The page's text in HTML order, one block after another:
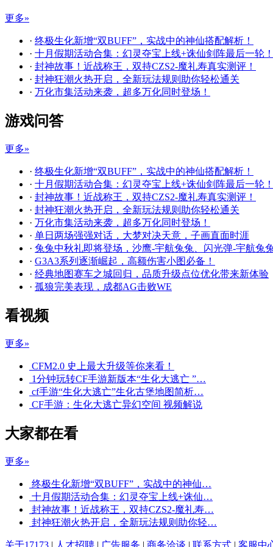
更多»
· 终极生化新增“双BUFF”，实战中的神仙搭配解析！
· 十月假期活动合集：幻灵夺宝上线+诛仙剑阵最后一轮！
· 封神故事！近战称王，双持CZS2-魔礼寿真实测评！
· 封神狂潮火热开启，全新玩法规则助你轻松通关
· 万化市集活动来袭，超多万化同时登场！
游戏问答
更多»
· 终极生化新增“双BUFF”，实战中的神仙搭配解析！
· 十月假期活动合集：幻灵夺宝上线+诛仙剑阵最后一轮！
· 封神故事！近战称王，双持CZS2-魔礼寿真实测评！
· 封神狂潮火热开启，全新玩法规则助你轻松通关
· 万化市集活动来袭，超多万化同时登场！
· 单日两场强强对话，大梦对决天意，子画直面时涯
· 兔兔中秋礼即将登场，沙鹰-宇航兔兔、闪光弹-宇航兔
· G3A3系列逐渐崛起，高额伤害小图必备！
· 经典地图赛车之城回归，品质升级点位优化带来新体验
· 孤狼完美表现，成都AG击败WE
看视频
更多»
CFM2.0 史上最大升级等你来看！
1分钟玩转CF手游新版本“生化大逃亡 ”…
cf手游“生化大逃亡”生化古堡地图简析…
CF手游：生化大逃亡异幻空间 视频解说
大家都在看
更多»
终极生化新增“双BUFF”，实战中的神仙…
十月假期活动合集：幻灵夺宝上线+诛仙…
封神故事！近战称王，双持CZS2-魔礼寿…
封神狂潮火热开启，全新玩法规则助你轻…
关于17173 | 人才招聘 | 广告服务 | 商务洽谈 | 联系方式 | 客服中